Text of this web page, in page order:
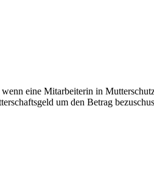
eine Mitarbeiterin in
um den Betrag